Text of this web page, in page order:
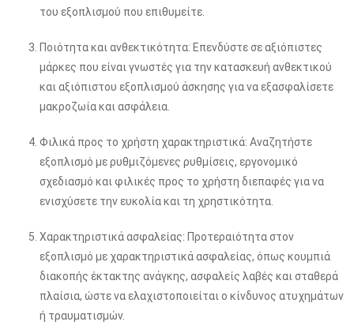
του εξοπλισμού που επιθυμείτε.
Ποιότητα και ανθεκτικότητα: Επενδύστε σε αξιόπιστες
μάρκες που είναι γνωστές για την κατασκευή ανθεκτικού
και αξιόπιστου εξοπλισμού άσκησης για να εξασφαλίσετε
μακροζωία και ασφάλεια.
Φιλικά προς το χρήστη χαρακτηριστικά: Αναζητήστε
εξοπλισμό με ρυθμιζόμενες ρυθμίσεις, εργονομικό
σχεδιασμό και φιλικές προς το χρήστη διεπαφές για να
ενισχύσετε την ευκολία και τη χρηστικότητα.
Χαρακτηριστικά ασφαλείας: Προτεραιότητα στον
εξοπλισμό με χαρακτηριστικά ασφαλείας, όπως κουμπιά
διακοπής έκτακτης ανάγκης, ασφαλείς λαβές και σταθερά
πλαίσια, ώστε να ελαχιστοποιείται ο κίνδυνος ατυχημάτων
ή τραυματισμών.